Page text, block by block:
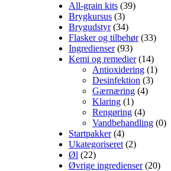
All-grain kits (39)
Brygkursus (3)
Brygudstyr (34)
Flasker og tilbehør (33)
Ingredienser (93)
Kemi og remedier (14)
Antioxidering (1)
Desinfektion (3)
Gærnæring (4)
Klaring (1)
Rengøring (4)
Vandbehandling (0)
Startpakker (4)
Ukategoriseret (2)
Øl (22)
Øvrige ingredienser (20)